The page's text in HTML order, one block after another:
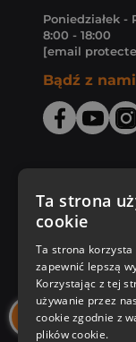
Poniedziałek -
8:00 - 18:00
[email
Bądź z
Zakupy u nas
Nasza oferta
Nasi autorzy
Ta strona
cookie
Ta strona korzysta
zapewnić lepszą
Korzystając z tej
używanie przez
cookie zgodnie z
plików cookie.